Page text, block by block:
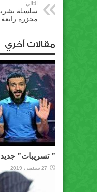
التالي:
سلسلة
مجزرة رابعة
مقالات أخري
” تسريبات” جديد
27 سبتمبر، 2019